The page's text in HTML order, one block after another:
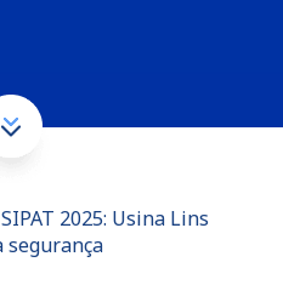
SIPAT 2025: Usina Lins
segurança